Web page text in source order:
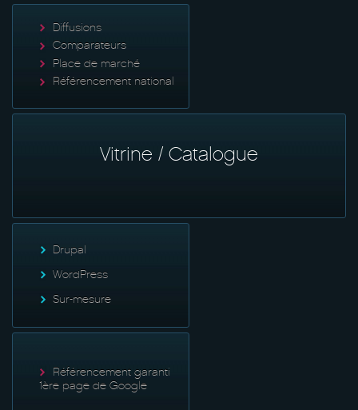
Diffusions
Comparateurs
Place de marché
Référencement national
Vitrine / Catalogue
Drupal
WordPress
Sur-mesure
Référencement garanti
1ère page de Google